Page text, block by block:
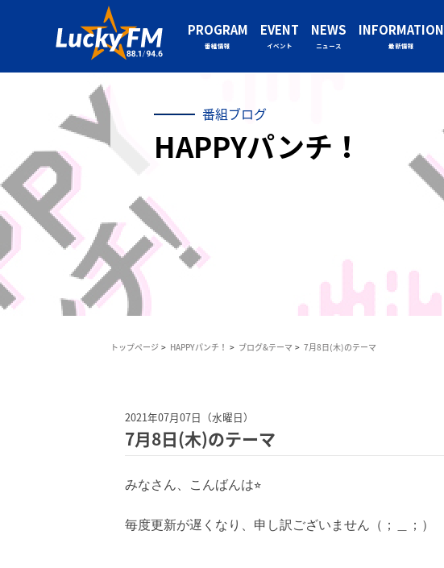
PROGRAM
番組情報
EVENT
イベント
NEWS
ニュース
INFORMATION
最新情報
番組ブログ
HAPPYパンチ！
トップページ HAPPYパンチ！ ブログ&テーマ 7月8日(木)のテーマ
2021年07月07日（水曜日）
7月8日(木)のテーマ
みなさん、こんばんは⭐︎
毎度更新が遅くなり、申し訳ございません（；＿；）